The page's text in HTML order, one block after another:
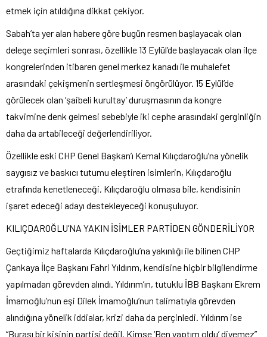
etmek için atıldığına dikkat çekiyor.
Sabah’ta yer alan habere göre bugün resmen başlayacak olan
delege seçimleri sonrası, özellikle 13 Eylül’de başlayacak olan ilçe
kongrelerinden itibaren genel merkez kanadı ile muhalefet
arasındaki çekişmenin sertleşmesi öngörülüyor. 15 Eylül’de
görülecek olan ‘şaibeli kurultay’ duruşmasının da kongre
takvimine denk gelmesi sebebiyle iki cephe arasındaki gerginliğin
daha da artabileceği değerlendiriliyor.
Özellikle eski CHP Genel Başkan’ı Kemal Kılıçdaroğlu’na yönelik
saygısız ve baskıcı tutumu eleştiren isimlerin, Kılıçdaroğlu
etrafında kenetleneceği, Kılıçdaroğlu olmasa bile, kendisinin
işaret edeceği adayı destekleyeceği konuşuluyor.
KILIÇDAROĞLU’NA YAKIN İSİMLER PARTİDEN GÖNDERİLİYOR
Geçtiğimiz haftalarda Kılıçdaroğlu’na yakınlığı ile bilinen CHP
Çankaya İlçe Başkanı Fahri Yıldırım, kendisine hiçbir bilgilendirme
yapılmadan görevden alındı. Yıldırım’ın, tutuklu İBB Başkanı Ekrem
İmamoğlu’nun eşi Dilek İmamoğlu’nun talimatıyla görevden
alındığına yönelik iddialar, krizi daha da perçinledi. Yıldırım ise
“Burası bir kişinin partisi değil. Kimse ‘Ben yaptım oldu’ diyemez”